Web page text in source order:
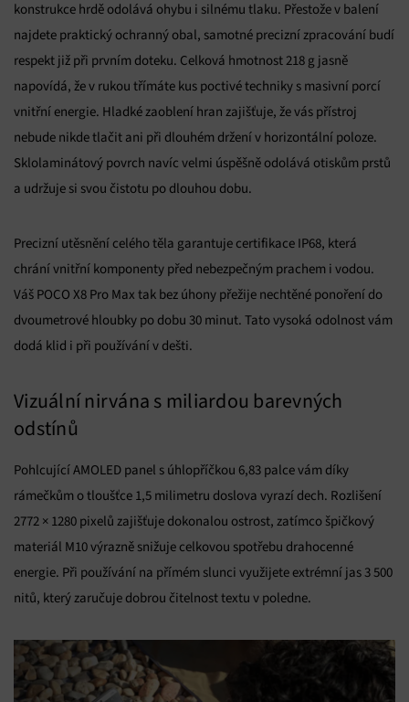
konstrukce hrdě odolává ohybu i silnému tlaku. Přestože v balení
najdete praktický ochranný obal, samotné precizní zpracování budí
respekt již při prvním doteku. Celková hmotnost 218 g jasně
napovídá, že v rukou třímáte kus poctivé techniky s masivní porcí
vnitřní energie. Hladké zaoblení hran zajišťuje, že vás přístroj
nebude nikde tlačit ani při dlouhém držení v horizontální poloze.
Sklolaminátový povrch navíc velmi úspěšně odolává otiskům prstů
a udržuje si svou čistotu po dlouhou dobu.
Precizní utěsnění celého těla garantuje certifikace IP68, která
chrání vnitřní komponenty před nebezpečným prachem i vodou.
Váš POCO X8 Pro Max tak bez úhony přežije nechtěné ponoření do
dvoumetrové hloubky po dobu 30 minut. Tato vysoká odolnost vám
dodá klid i při používání v dešti.
Vizuální nirvána s miliardou barevných
odstínů
Pohlcující AMOLED panel s úhlopříčkou 6,83 palce vám díky
rámečkům o tloušťce 1,5 milimetru doslova vyrazí dech. Rozlišení
2772 × 1280 pixelů zajišťuje dokonalou ostrost, zatímco špičkový
materiál M10 výrazně snižuje celkovou spotřebu drahocenné
energie. Při používání na přímém slunci využijete extrémní jas 3 500
nitů, který zaručuje dobrou čitelnost textu v poledne.